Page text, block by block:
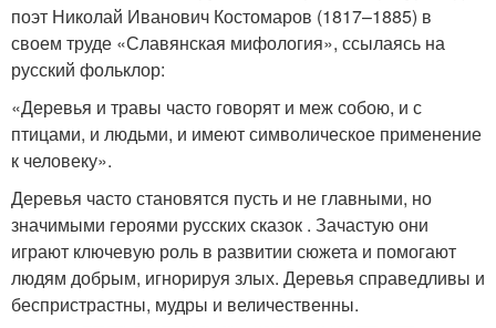
поэт Николай Иванович Костомаров (1817–1885) в
своем труде «Славянская мифология», ссылаясь на
русский фольклор:
«Деревья и травы часто говорят и меж собою, и с
птицами, и людьми, и имеют символическое применение
к человеку».
Деревья часто становятся пусть и не главными, но
значимыми героями русских сказок . Зачастую они
играют ключевую роль в развитии сюжета и помогают
людям добрым, игнорируя злых. Деревья справедливы и
беспристрастны, мудры и величественны.